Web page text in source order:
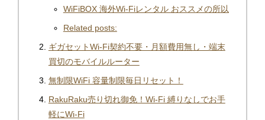
WiFiBOX 海外Wi-Fiレンタル おススメの所以
Related posts:
ギガセットWi-Fi契約不要・月額費用無し・端末
買切のモバイルルーター
無制限WiFi 容量制限毎日リセット！
RakuRaku売り切れ御免！Wi-Fi 縛りなしでお手
軽にWi-Fi